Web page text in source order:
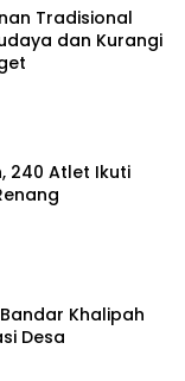
Tradisional
dan Kurangi
240 Atlet Ikuti
Khalipah
Desa